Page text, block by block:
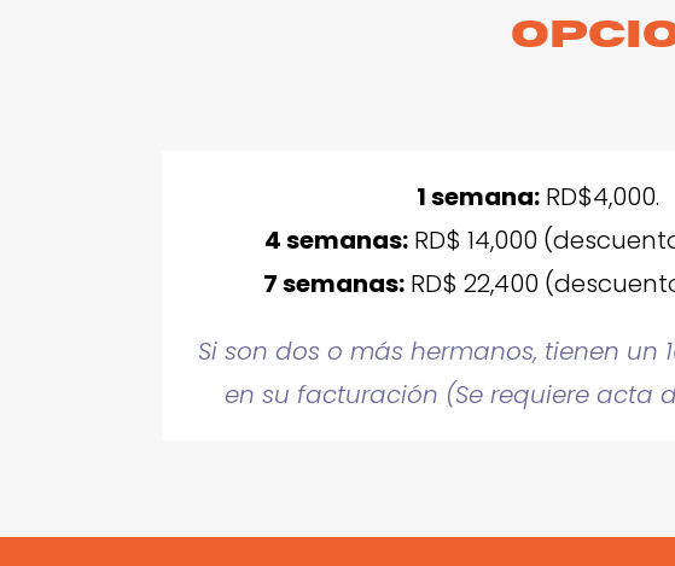
1 semana:RD$4,000.
4 semanas: RD$ 14,000
7 semanas: RD$ 22,400
Si son dos o más hermanos, tienen un
en su facturación (Se requiere acta